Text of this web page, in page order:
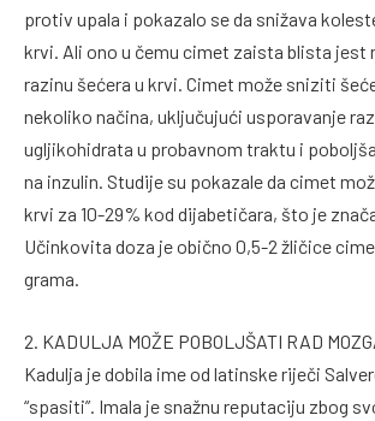
protiv upala i pokazalo se da snižava
krvi. Ali ono u čemu cimet zaista blista jest
razinu šećera u krvi. Cimet može sniziti
nekoliko načina, uključujući usporavanje
ugljikohidrata u probavnom traktu i
na inzulin. Studije su pokazale da cimet
krvi za 10-29% kod dijabetičara, što je
Učinkovita doza je obično 0,5-2 žličice
grama.
2. KADULJA MOŽE POBOLJŠATI RAD
Kadulja je dobila ime od latinske riječi
“spasiti”. Imala je snažnu reputaciju zbog